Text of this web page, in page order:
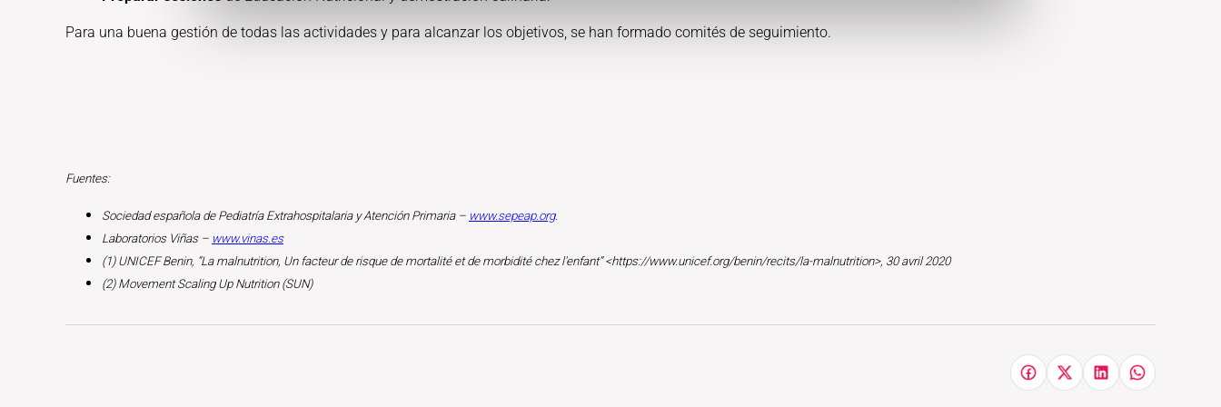
Para una buena gestión de todas las actividades y para alcanzar los objetivos, se han formado comités de seguimiento.
Fuentes:
Sociedad española de Pediatría Extrahospitalaria y Atención Primaria – www.sepeap.org.
Laboratorios Viñas – www.vinas.es
(1) UNICEF Benin, “La malnutrition, Un facteur de risque de mortalité et de morbidité chez l'enfant” <https://www.unicef.org/benin/recits/la-malnutrition>, 30 avril 2020
(2) Movement Scaling Up Nutrition (SUN)